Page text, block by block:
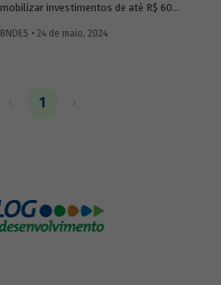
mobilizar investimentos de até R$ 60
principalmente na Amazônia. Áreas
nesse tipo de iniciativa.
BNDES • 24 de maio, 2024
1